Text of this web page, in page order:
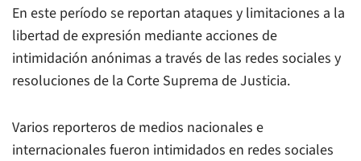
En este período se reportan ataques y limitaciones a la
libertad de expresión mediante acciones de
intimidación anónimas a través de las redes sociales y
resoluciones de la Corte Suprema de Justicia.
Varios reporteros de medios nacionales e
internacionales fueron intimidados en redes sociales